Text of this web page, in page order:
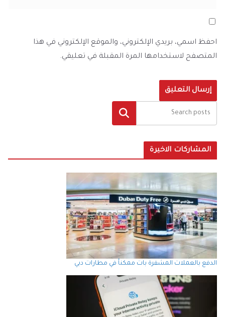
احفظ اسمي، بريدي الإلكتروني، والموقع الإلكتروني في هذا
المتصفح لاستخدامها المرة المقبلة في تعليقي.
البحث
المشاركات الاخيرة
الدفع بالعملات المشفرة بات ممكناً في مطارات دبي